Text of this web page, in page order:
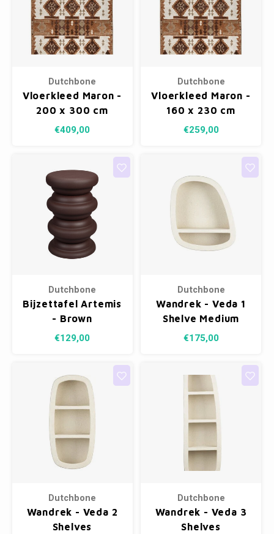
Dutchbone
Vloerkleed Maron -
200 x 300 cm
€409,00
Dutchbone
Vloerkleed Maron -
160 x 230 cm
€259,00
Dutchbone
Bijzettafel Artemis
- Brown
€129,00
Dutchbone
Wandrek - Veda 1
Shelve Medium
€175,00
Dutchbone
Wandrek - Veda 2
Shelves
Dutchbone
Wandrek - Veda 3
Shelves